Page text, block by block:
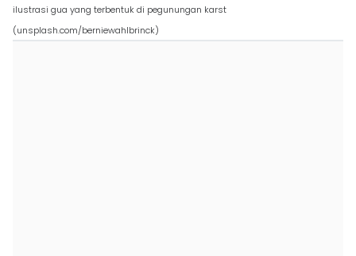
ilustrasi gua yang terbentuk di pegunungan karst
(unsplash.com/berniewahlbrinck)